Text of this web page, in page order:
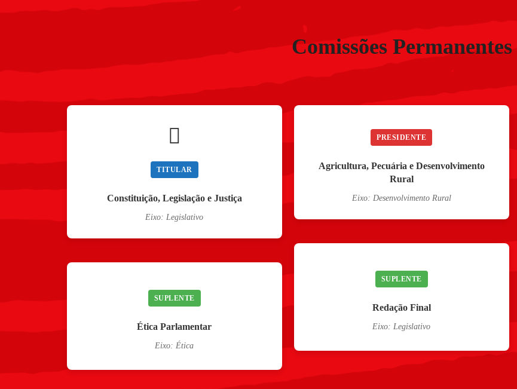
Comissões Permanentes
TITULAR
Constituição, Legislação e Justiça
Eixo: Legislativo
SUPLENTE
Ética Parlamentar
Eixo: Ética
PRESIDENTE
Agricultura, Pecuária e Desenvolvimento
Rural
Eixo: Desenvolvimento Rural
SUPLENTE
Redação Final
Eixo: Legislativo